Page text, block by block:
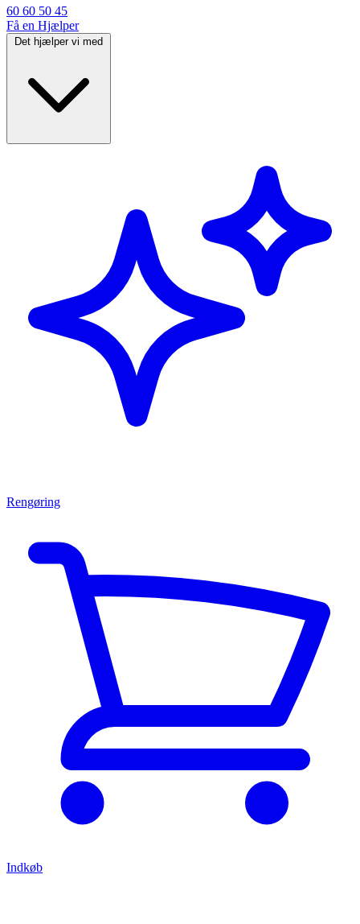
60 60 50 45
Få en Hjælper
Det hjælper vi med
Rengøring
Indkøb